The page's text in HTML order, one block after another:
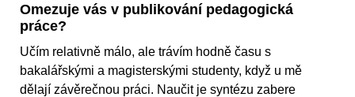
Omezuje vás v publikování pedagogická
práce?
Učím relativně málo, ale trávím hodně času s
bakalářskými a magisterskými studenty, když u mě
dělají závěrečnou práci. Naučit je syntézu zabere